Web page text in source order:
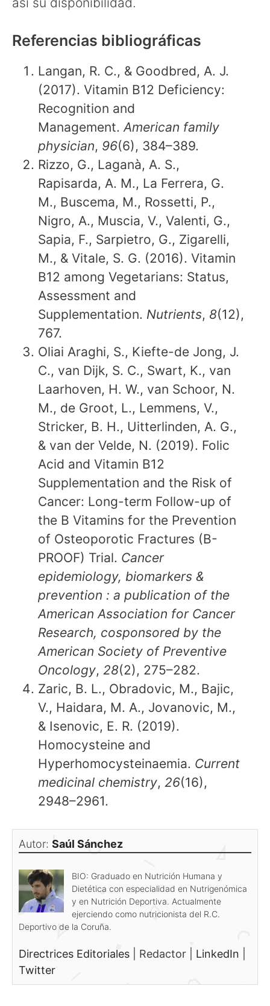
Referencias bibliográficas
Langan, R. C., & Goodbred, A. J.
(2017). Vitamin B12 Deficiency:
Recognition and
Management. American family
physician, 96(6), 384–389.
Rizzo, G., Laganà, A. S.,
Rapisarda, A. M., La Ferrera, G.
M., Buscema, M., Rossetti, P.,
Nigro, A., Muscia, V., Valenti, G.,
Sapia, F., Sarpietro, G., Zigarelli,
M., & Vitale, S. G. (2016). Vitamin
B12 among Vegetarians: Status,
Assessment and
Supplementation. Nutrients, 8(12),
767.
Oliai Araghi, S., Kiefte-de Jong, J.
C., van Dijk, S. C., Swart, K., van
Laarhoven, H. W., van Schoor, N.
M., de Groot, L., Lemmens, V.,
Stricker, B. H., Uitterlinden, A. G.,
& van der Velde, N. (2019). Folic
Acid and Vitamin B12
Supplementation and the Risk of
Cancer: Long-term Follow-up of
the B Vitamins for the Prevention
of Osteoporotic Fractures (B-
PROOF) Trial. Cancer
epidemiology, biomarkers &
prevention : a publication of the
American Association for Cancer
Research, cosponsored by the
American Society of Preventive
Oncology, 28(2), 275–282.
Zaric, B. L., Obradovic, M., Bajic,
V., Haidara, M. A., Jovanovic, M.,
& Isenovic, E. R. (2019).
Homocysteine and
Hyperhomocysteinaemia. Current
medicinal chemistry, 26(16),
2948–2961.
Autor: Saúl Sánchez
BIO: Graduado en Nutrición Humana y
Dietética con especialidad en Nutrigenómica
y en Nutrición Deportiva. Actualmente
ejerciendo como nutricionista del R.C.
Deportivo de la Coruña.
Directrices Editoriales Redactor LinkedIn
Twitter